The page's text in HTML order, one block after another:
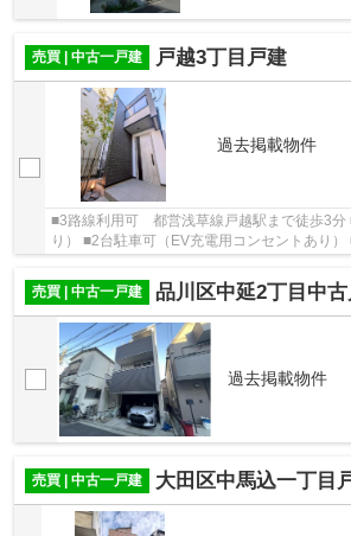
売買 | 中古一戸建 戸越3丁目戸建
過去掲載物件
■3路線利用可 都営浅草線戸越駅まで徒歩3分
り） ■2台駐車可（EV充電用コンセントあり
売買 | 中古一戸建
品川区中延2丁目中
過去掲載物件
売買 | 中古一戸建 大田区中馬込一丁目